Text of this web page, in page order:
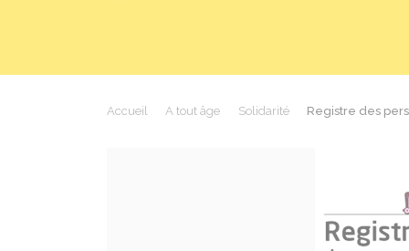
Accueil A tout âge Solidarité Registre des